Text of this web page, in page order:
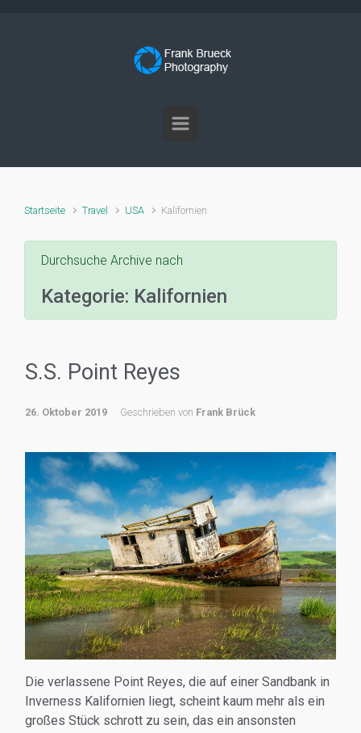
Startseite Travel USA Kalifornien
Durchsuche Archive nach
Kategorie: Kalifornien
S.S. Point Reyes
26. Oktober 2019 Geschrieben von Frank Brück
Die verlassene Point Reyes, die auf einer Sandbank in
Inverness Kalifornien liegt, scheint kaum mehr als ein
großes Stück schrott zu sein, das ein ansonsten